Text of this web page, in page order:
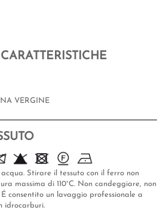
VERGINE
Stirare il tessuto con il ferro non
massima di 110°C. Non candeggiare, non
consentito un lavaggio professionale a
idrocarburi.